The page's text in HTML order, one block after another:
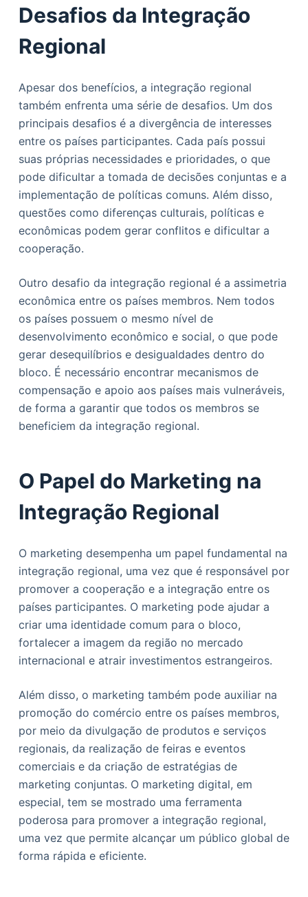
Desafios da Integração
Regional
Apesar dos benefícios, a integração regional
também enfrenta uma série de desafios. Um dos
principais desafios é a divergência de interesses
entre os países participantes. Cada país possui
suas próprias necessidades e prioridades, o que
pode dificultar a tomada de decisões conjuntas e a
implementação de políticas comuns. Além disso,
questões como diferenças culturais, políticas e
econômicas podem gerar conflitos e dificultar a
cooperação.
Outro desafio da integração regional é a assimetria
econômica entre os países membros. Nem todos
os países possuem o mesmo nível de
desenvolvimento econômico e social, o que pode
gerar desequilíbrios e desigualdades dentro do
bloco. É necessário encontrar mecanismos de
compensação e apoio aos países mais vulneráveis,
de forma a garantir que todos os membros se
beneficiem da integração regional.
O Papel do Marketing na
Integração Regional
O marketing desempenha um papel fundamental na
integração regional, uma vez que é responsável por
promover a cooperação e a integração entre os
países participantes. O marketing pode ajudar a
criar uma identidade comum para o bloco,
fortalecer a imagem da região no mercado
internacional e atrair investimentos estrangeiros.
Além disso, o marketing também pode auxiliar na
promoção do comércio entre os países membros,
por meio da divulgação de produtos e serviços
regionais, da realização de feiras e eventos
comerciais e da criação de estratégias de
marketing conjuntas. O marketing digital, em
especial, tem se mostrado uma ferramenta
poderosa para promover a integração regional,
uma vez que permite alcançar um público global de
forma rápida e eficiente.